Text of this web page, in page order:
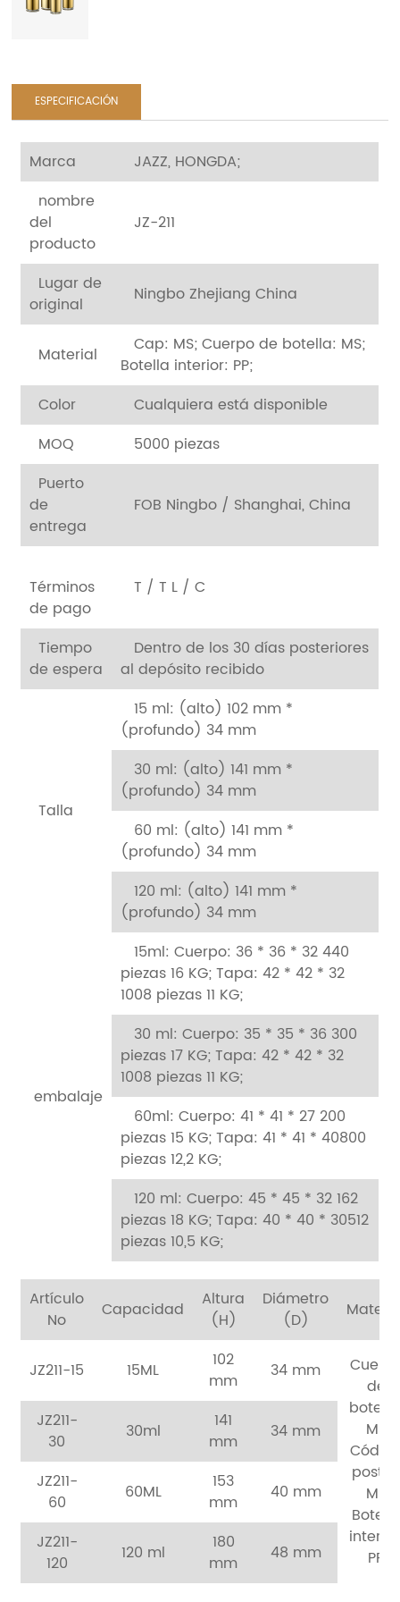
ESPECIFICACIÓN
Marca
JAZZ, HONGDA;
nombre
del
producto
JZ-211
Lugar de
original
Ningbo Zhejiang China
Material Cap: MS;Cuerpo de botella: MS;
Botella interior: PP;
Color
Cualquiera está disponible
MOQ
5000 piezas
Puerto
de
entrega
FOB Ningbo / Shanghai, China
Términos
de pago
T / T L / C
Tiempo
de espera
Dentro de los 30 días posteriores
al depósito recibido
Talla
15 ml: (alto) 102 mm *
(profundo) 34 mm
30 ml: (alto) 141 mm *
(profundo) 34 mm
60 ml: (alto) 141 mm *
(profundo) 34 mm
120 ml: (alto) 141 mm *
(profundo) 34 mm
embalaje
15ml: Cuerpo: 36 * 36 * 32 440
piezas 16 KG;Tapa: 42 * 42 * 32
1008 piezas 11 KG;
30 ml: Cuerpo: 35 * 35 * 36 300
piezas 17 KG;Tapa: 42 * 42 * 32
1008 piezas 11 KG;
60ml: Cuerpo: 41 * 41 * 27 200
piezas 15 KG;Tapa: 41 * 41 * 40800
piezas 12,2 KG;
120 ml: Cuerpo: 45 * 45 * 32 162
piezas 18 KG;Tapa: 40 * 40 * 30512
piezas 10,5 KG;
Artículo
No
Capacidad
Altura
(H)
Diámetro
(D)
JZ211-15 15ML
102
mm
34 mm
de
MS
postal:
MS
Botella
PP
JZ211-
30
30ml
141
mm
34 mm
JZ211-
60
60ML
153
mm
40 mm
JZ211-
120
120 ml
180
mm
48 mm